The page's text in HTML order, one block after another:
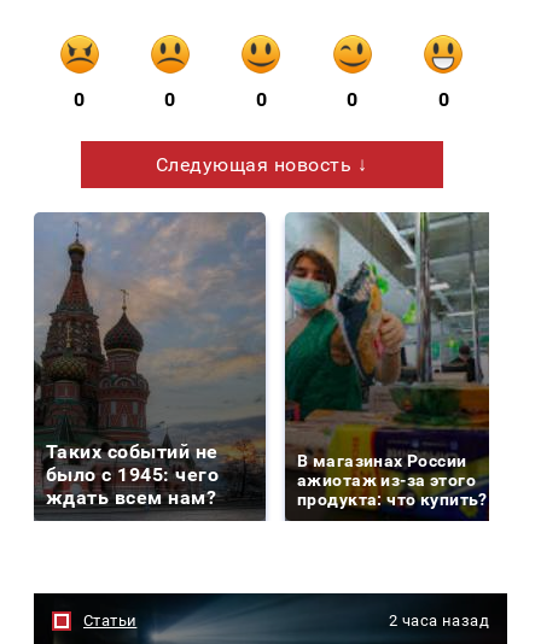
0 0 0 0 0
Следующая новость ↓
Таких событий не
было с 1945: чего
ждать всем нам?
В магазинах России
ажиотаж из-за этого
продукта: что купить?
Статьи 2 часа назад